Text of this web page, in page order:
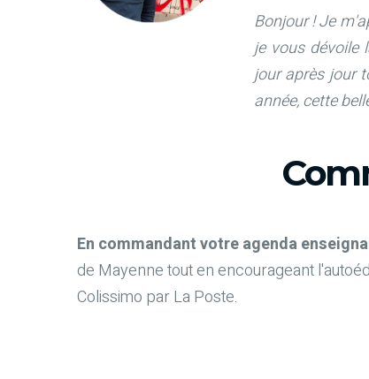
Bonjour ! Je
je vous dévoile
jour après jour
année, cette
En commandant votre agenda
de Mayenne tout en encourageant
Colissimo par La Poste.